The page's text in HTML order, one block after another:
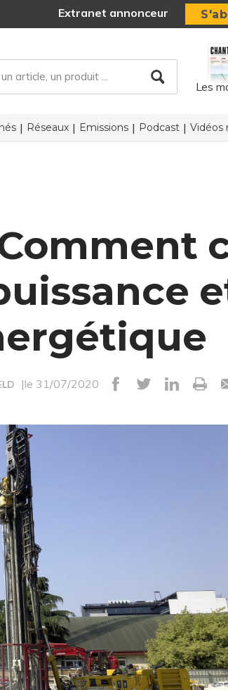
Extranet annonceur
Les
Réseaux Emissions Podcast Vidéos
|le 31/07/2020